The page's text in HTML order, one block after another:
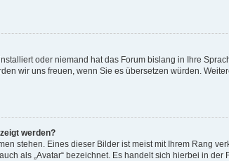
oder niemand hat das Forum bislang in Ihre
wir uns freuen, wenn Sie es übersetzen würden.
werden?
stehen. Eines dieser Bilder ist meist mit Ihrem Rang
als „Avatar“ bezeichnet. Es handelt sich hierbei in